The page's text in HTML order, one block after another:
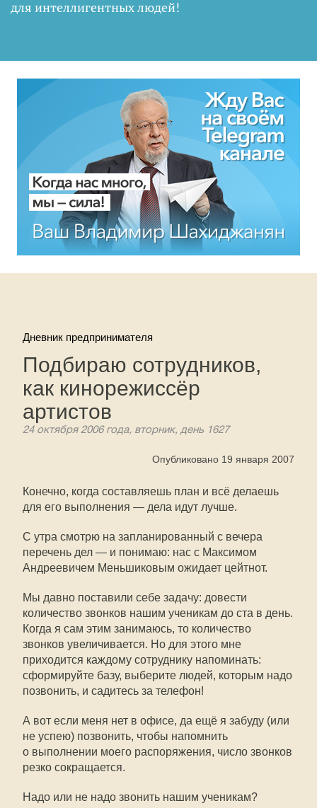
для интеллигентных людей!
Дневник предпринимателя
Подбираю сотрудников,
как кинорежиссёр
артистов
24 октября 2006 года, вторник, день 1627
Опубликовано 19 января 2007
Конечно, когда составляешь план и всё делаешь
для его выполнения — дела идут лучше.
С утра смотрю на запланированный с вечера
перечень дел — и понимаю: нас с Максимом
Андреевичем Меньшиковым ожидает цейтнот.
Мы давно поставили себе задачу: довести
количество звонков нашим ученикам до ста в день.
Когда я сам этим занимаюсь, то количество
звонков увеличивается. Но для этого мне
приходится каждому сотруднику напоминать:
сформируйте базу, выберите людей, которым надо
позвонить, и садитесь за телефон!
А вот если меня нет в офисе, да ещё я забуду (или
не успею) позвонить, чтобы напомнить
о выполнении моего распоряжения, число звонков
резко сокращается.
Надо или не надо звонить нашим ученикам?